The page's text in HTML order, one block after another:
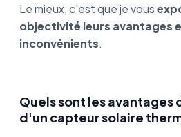
Le mieux, c'est que je vous
objectivité leurs avantages
inconvénients.
Quels sont les
d'un capteur solaire